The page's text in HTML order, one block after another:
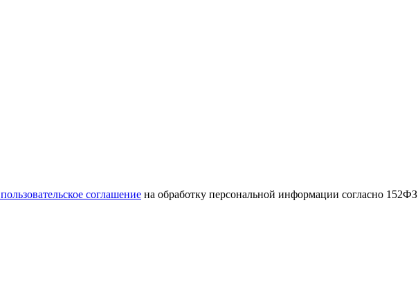
пользовательское соглашение на обработку персональной информации согласно 152ФЗ